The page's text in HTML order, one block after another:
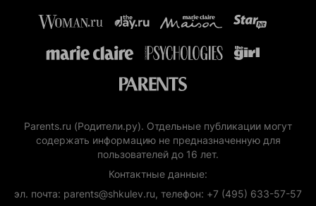
Parents.ru (Родители.ру). Отдельные публикации могут
содержать информацию не предназначенную для
пользователей до 16 лет.
Контактные данные:
эл. почта: parents@shkulev.ru, телефон: +7 (495) 633-57-57